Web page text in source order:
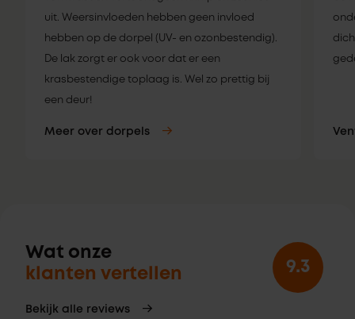
uit. Weersinvloeden hebben geen invloed
hebben op de dorpel (UV- en ozonbestendig).
De lak zorgt er ook voor dat er een
krasbestendige toplaag is. Wel zo prettig bij
een deur!
Meer over dorpels
Wat onze
klanten vertellen
Bekijk alle reviews
9.3